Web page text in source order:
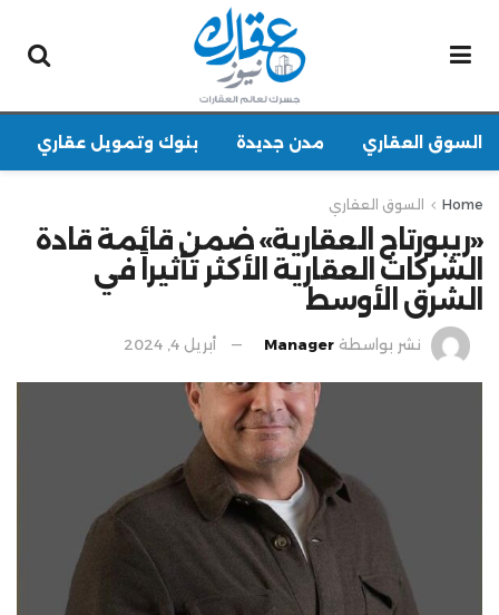
السوق العقاري مدن جديدة بنوك وتمويل عقاري
Home السوق العقاري
«ريبورتاج العقارية» ضمن قائمة قادة
الشركات العقارية الأكثر تأثيراً في
الشرق الأوسط
نشر بواسطة Manager أبريل 4, 2024